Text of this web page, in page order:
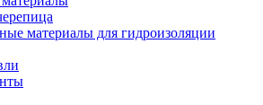
материалы для гидроизоляции